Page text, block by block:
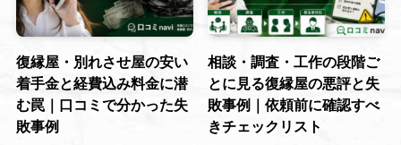
復縁屋・別れさせ屋の安い
着手金と経費込み料金に潜
む罠｜口コミで分かった失
敗事例
相談・調査・工作の段階ご
とに見る復縁屋の悪評と失
敗事例｜依頼前に確認すべ
きチェックリスト